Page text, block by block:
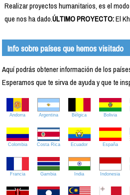
Realizar proyectos humanitarios, es el
que nos ha dado.ÚLTIMO PROYECTO:El
Info sobre países que hemos visitado
Aquí podrás obtener información de los
Esperamos que te sirva de ayuda y que te
Andorra Argentina Bélgica Bolivia
Colombia Costa Rica Ecuador España
Francia Gambia India Indonesia